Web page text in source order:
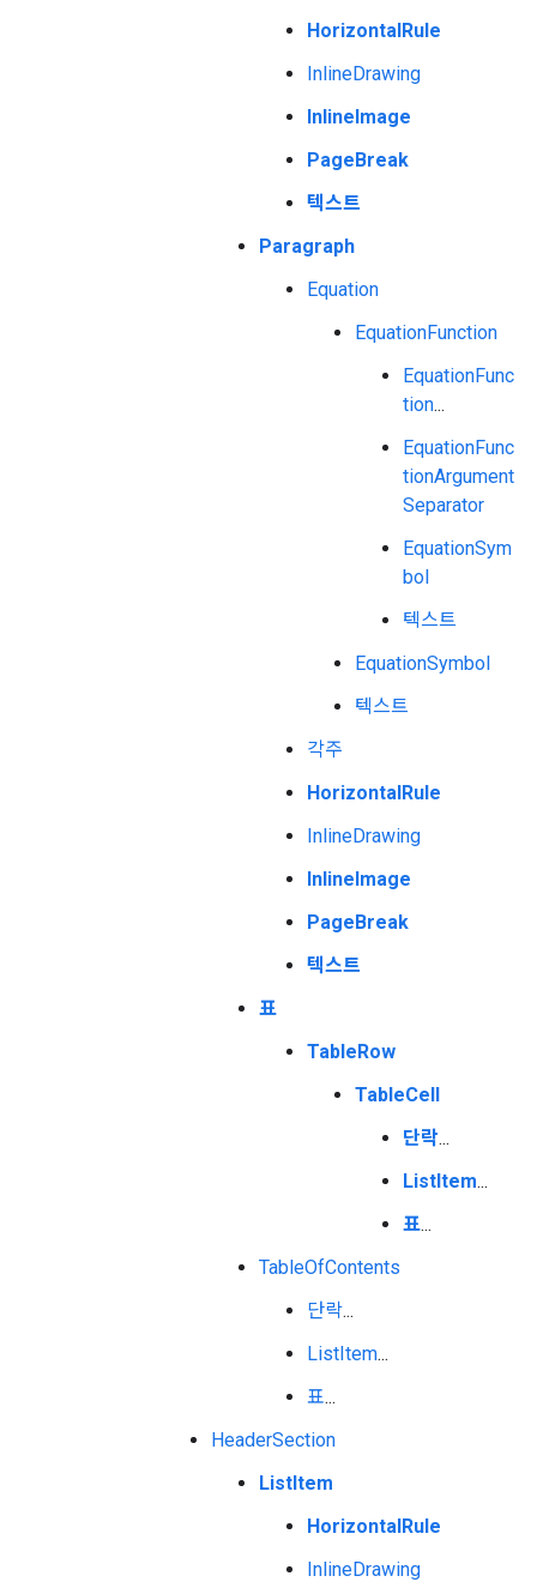
HorizontalRule
InlineDrawing
InlineImage
PageBreak
텍스트
Paragraph
Equation
EquationFunction
EquationFunc
tion...
EquationFunc
tionArgument
Separator
EquationSym
bol
텍스트
EquationSymbol
텍스트
각주
HorizontalRule
InlineDrawing
InlineImage
PageBreak
텍스트
표
TableRow
TableCell
단락...
ListItem...
표...
TableOfContents
단락...
ListItem...
표...
HeaderSection
ListItem
HorizontalRule
InlineDrawing